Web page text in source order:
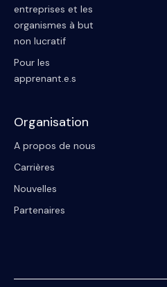
entreprises et les
organismes à but
non lucratif
Pour les
apprenant.e.s
Organisation
A propos de nous
Carrières
Nouvelles
Partenaires